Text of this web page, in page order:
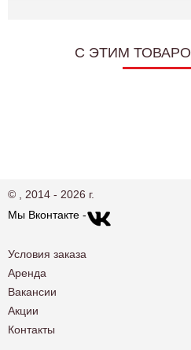
C ЭТИМ
© , 2014 - 2026 г.
Мы Вконтакте -
Условия заказа
Аренда
Вакансии
Акции
Контакты